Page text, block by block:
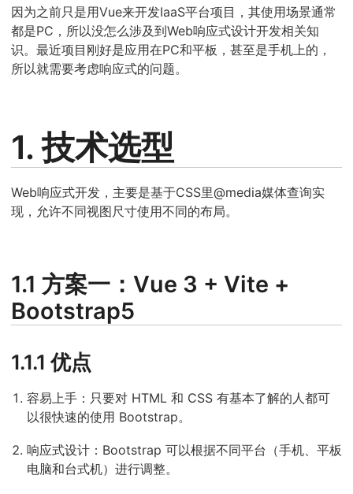
因为之前只是用Vue来开发IaaS平台项目，其使用场景通常
都是PC，所以没怎么涉及到Web响应式设计开发相关知
识。最近项目刚好是应用在PC和平板，甚至是手机上的，
所以就需要考虑响应式的问题。
1. 技术选型
Web响应式开发，主要是基于CSS里@media媒体查询实
现，允许不同视图尺寸使用不同的布局。
1.1 方案一：Vue 3 + Vite +
Bootstrap5
1.1.1 优点
容易上手：只要对 HTML 和 CSS 有基本了解的人都可
以很快速的使用 Bootstrap。
响应式设计：Bootstrap 可以根据不同平台（手机、平板
电脑和台式机）进行调整。